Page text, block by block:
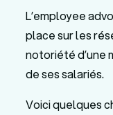
L’employee
place sur les
notoriété d’une
de ses salariés.
Voici quelques